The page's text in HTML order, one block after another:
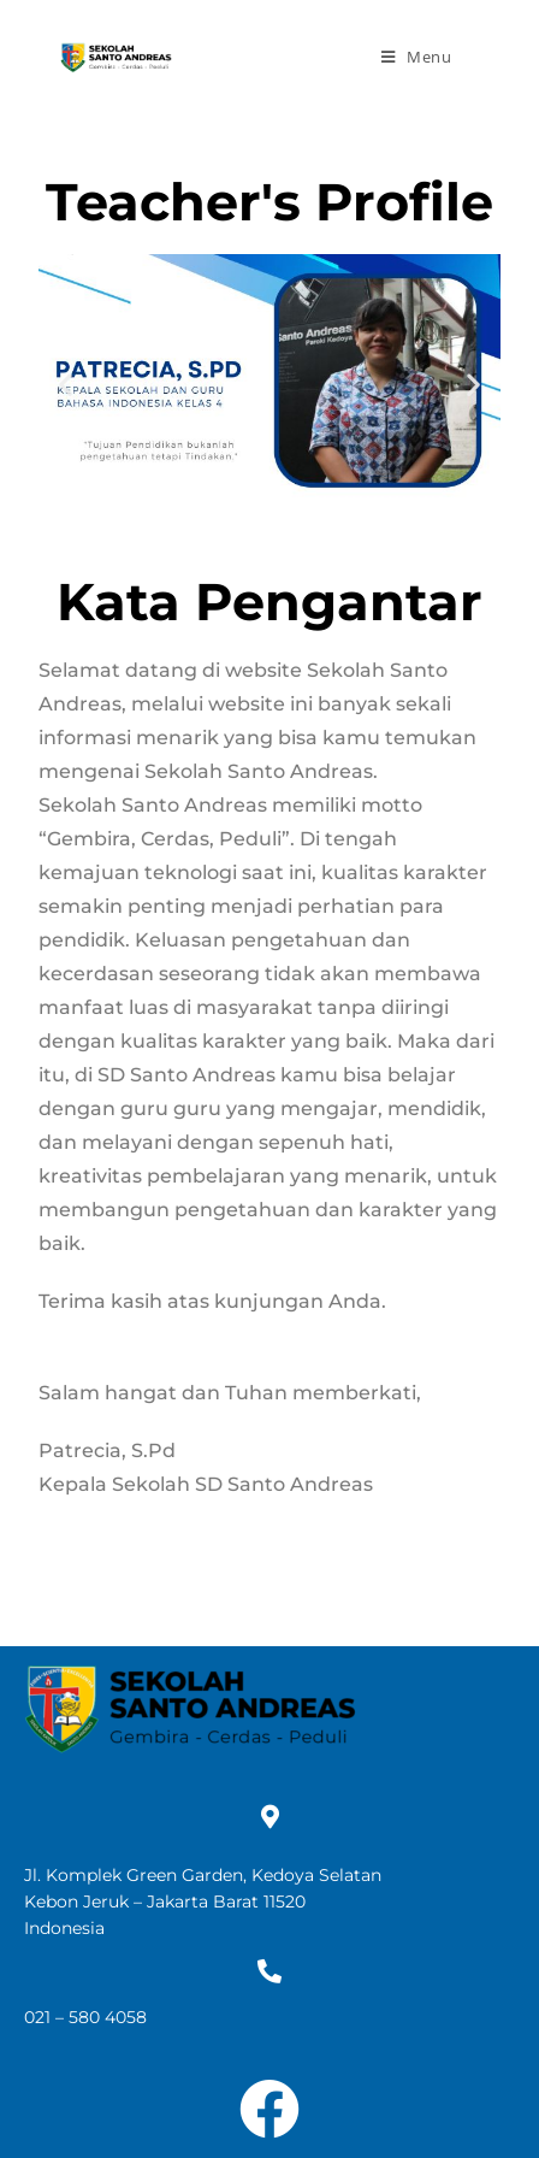
Menu
Teacher's Profile
Kata Pengantar
Selamat datang di website Sekolah Santo
Andreas, melalui website ini banyak sekali
informasi menarik yang bisa kamu temukan
mengenai Sekolah Santo Andreas.
Sekolah Santo Andreas memiliki motto
“Gembira, Cerdas, Peduli”. Di tengah
kemajuan teknologi saat ini, kualitas karakter
semakin penting menjadi perhatian para
pendidik. Keluasan pengetahuan dan
kecerdasan seseorang tidak akan membawa
manfaat luas di masyarakat tanpa diiringi
dengan kualitas karakter yang baik. Maka dari
itu, di SD Santo Andreas kamu bisa belajar
dengan guru guru yang mengajar, mendidik,
dan melayani dengan sepenuh hati,
kreativitas pembelajaran yang menarik, untuk
membangun pengetahuan dan karakter yang
baik.
Terima kasih atas kunjungan Anda.
Salam hangat dan Tuhan memberkati,
Patrecia, S.Pd
Kepala Sekolah SD Santo Andreas
Jl. Komplek Green Garden, Kedoya Selatan
Kebon Jeruk – Jakarta Barat 11520
Indonesia
021 – 580 4058